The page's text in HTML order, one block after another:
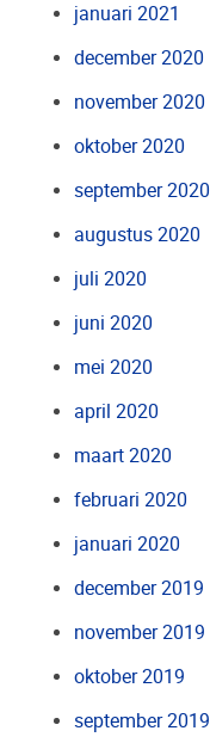
januari 2021
december 2020
november 2020
oktober 2020
september 2020
augustus 2020
juli 2020
juni 2020
mei 2020
april 2020
maart 2020
februari 2020
januari 2020
december 2019
november 2019
oktober 2019
september 2019